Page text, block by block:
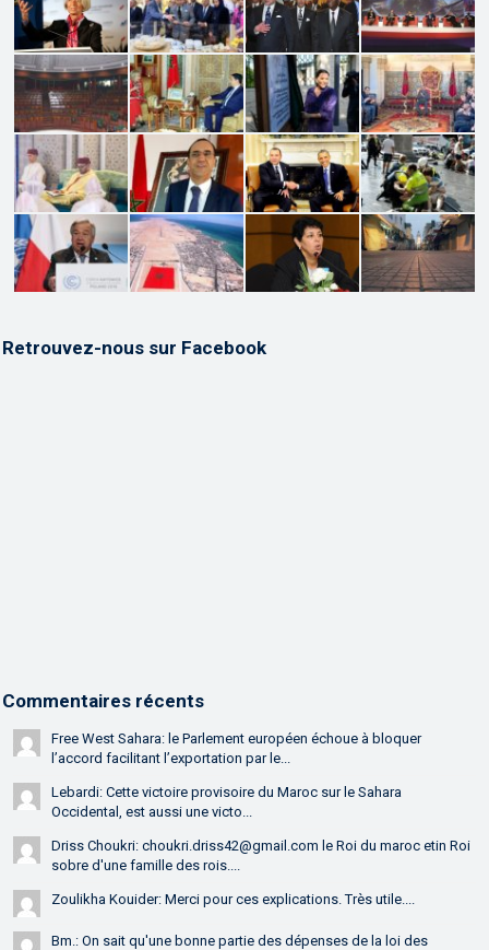
Retrouvez-nous sur Facebook
Commentaires récents
Free West Sahara: le Parlement européen échoue à bloquer
l’accord facilitant l’exportation par le...
Lebardi: Cette victoire provisoire du Maroc sur le Sahara
Occidental, est aussi une victo...
Driss Choukri: choukri.driss42@gmail.com le Roi du maroc etin Roi
sobre d'une famille des rois....
Zoulikha Kouider: Merci pour ces explications. Très utile....
Bm.: On sait qu'une bonne partie des dépenses de la loi des